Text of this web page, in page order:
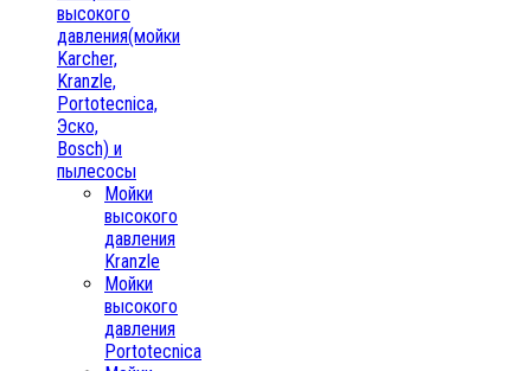
высокого
давления(мойки
Karcher,
Kranzle,
Portotecnica,
Эско,
Bosch) и
пылесосы
Мойки
высокого
давления
Kranzle
Мойки
высокого
давления
Portotecnica